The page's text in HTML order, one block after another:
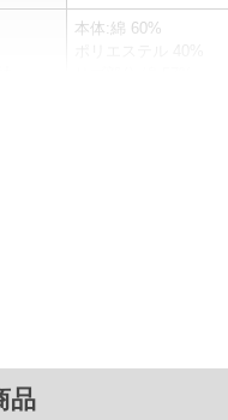
本体:綿 60%
ハーフジップ／スタ
品